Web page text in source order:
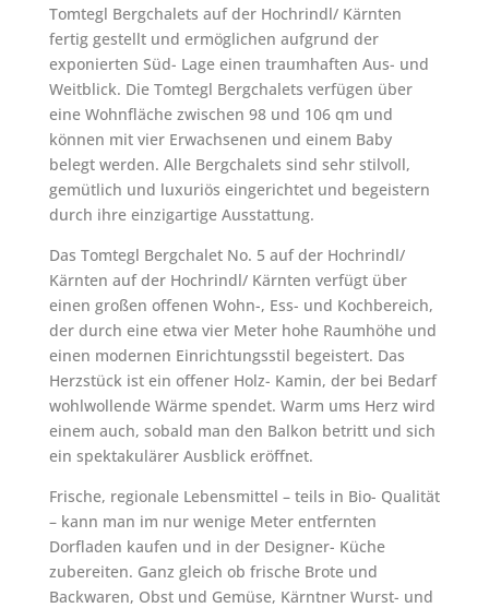
Tomtegl Bergchalets auf der Hochrindl/ Kärnten
fertig gestellt und ermöglichen aufgrund der
exponierten Süd- Lage einen traumhaften Aus- und
Weitblick. Die Tomtegl Bergchalets verfügen über
eine Wohnfläche zwischen 98 und 106 qm und
können mit vier Erwachsenen und einem Baby
belegt werden. Alle Bergchalets sind sehr stilvoll,
gemütlich und luxuriös eingerichtet und begeistern
durch ihre einzigartige Ausstattung.
Das Tomtegl Bergchalet No. 5 auf der Hochrindl/
Kärnten auf der Hochrindl/ Kärnten verfügt über
einen großen offenen Wohn-, Ess- und Kochbereich,
der durch eine etwa vier Meter hohe Raumhöhe und
einen modernen Einrichtungsstil begeistert. Das
Herzstück ist ein offener Holz- Kamin, der bei Bedarf
wohlwollende Wärme spendet. Warm ums Herz wird
einem auch, sobald man den Balkon betritt und sich
ein spektakulärer Ausblick eröffnet.
Frische, regionale Lebensmittel – teils in Bio- Qualität
– kann man im nur wenige Meter entfernten
Dorfladen kaufen und in der Designer- Küche
zubereiten. Ganz gleich ob frische Brote und
Backwaren, Obst und Gemüse, Kärntner Wurst- und